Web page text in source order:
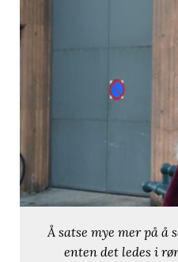
Å satse mye mer på å
enten det ledes i